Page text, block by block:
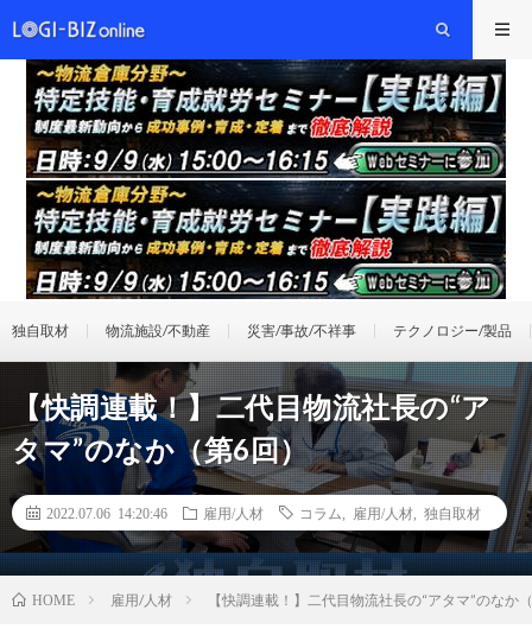
独自取材 物流施設/不動産 災害/事故/不祥事 テクノロジー/製品
【快調連載！】二代目物流社長の“ア
タマ”のなか（第6回）
2022.07.06 14:20:46 雇用/人材 コラム 雇用/人材 独自取材
HOME 雇用/人材 【快調連載！】二代目物流社長の“アタマ”のなか